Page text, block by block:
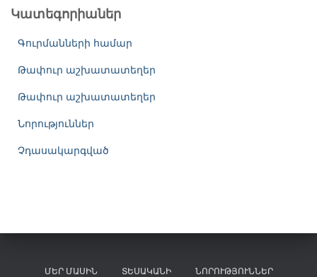
r
Կատեգորիաներ
Գուրմանների համար
Թափուր աշխատատեղեր
Թափուր աշխատատեղեր
Նորություններ
Չդասակարգված
ՄԵՐ ՄԱՍԻՆ ՏԵՍԱԿԱՆԻ ՆՈՐՈՒԹՅՈՒՆՆԵՐ